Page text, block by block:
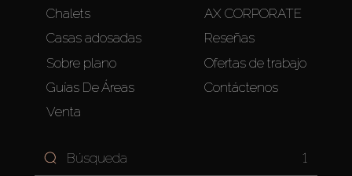
Chalets
Casas adosadas
Sobre plano
Guías De Áreas
Venta
AX CORPORATE
Reseñas
Ofertas de trabajo
Contáctenos
1